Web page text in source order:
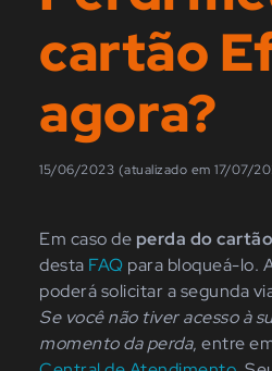
cartão
agora?
15/06/2023 (atualizado em 17/07/
Em caso de perda do cartão
desta FAQ para bloqueá-lo.
poderá solicitar a segunda
Se você não tiver acesso à
momento da perda, entre